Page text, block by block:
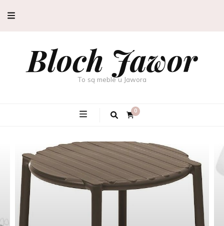
Bloch Jawor
To są meble u Jawora
0